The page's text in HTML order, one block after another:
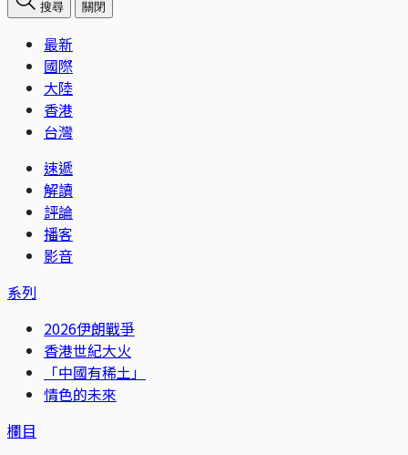
搜尋 關閉
最新
國際
大陸
香港
台灣
速遞
解讀
評論
播客
影音
系列
2026伊朗戰爭
香港世紀大火
「中國有稀土」
情色的未來
欄目